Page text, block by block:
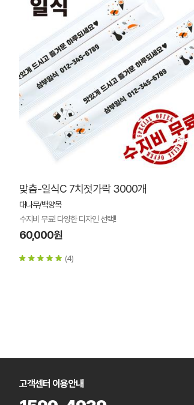
맞춤-일식C 7치젓가락 3000개
대나무/백양목
수지비 무료! 다양한 디자인 선택!!
60,000원
(4)
고객센터 이용안내